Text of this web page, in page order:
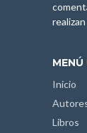
MENÚ
Inicio
Libros